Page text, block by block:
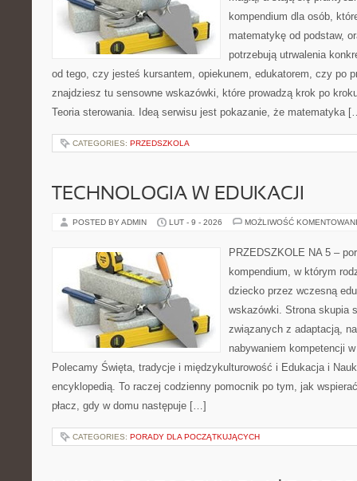
kompendium dla osób,
matematykę od podstaw,
potrzebują utrwalenia
od tego, czy jesteś kursantem, opiekunem, edukatorem, czy po
znajdziesz tu sensowne wskazówki, które prowadzą krok po
Teoria sterowania. Ideą serwisu jest pokazanie, że matematyka
CATEGORIES: PRZEDSZKOLA
TECHNOLOGIA W EDUKACJI
POSTED BY ADMIN LUT - 9 - 2026 MOŻLIWOŚĆ
PRZEDSZKOLE NA 5 –
kompendium, w którym
dziecko przez wczesną
wskazówki. Strona skupia
związanych z adaptacją,
nabywaniem kompetencji
Polecamy Święta, tradycje i międzykulturowość i Edukacja i
encyklopedią. To raczej codzienny pomocnik po tym, jak
płacz, gdy w domu następuje […]
CATEGORIES: PORADY DLA POCZĄTKUJĄCYCH